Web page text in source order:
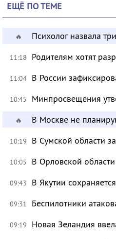
ЕЩЁ ПО ТЕМЕ
🔥 Психолог назвала
11:18 Родителям хотят
11:04 В России
10:45 Минпросвещения
🔥 В Москве не
10:19 В Сумской области
10:05 В Орловской
09:43 В Якутии
09:31 Беспилотники
09:19 Новая Зеландия